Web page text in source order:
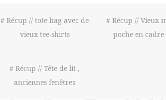
# Récup // tote bag avec de
vieux tee-shirts
# Récup // Vieux
poche en
# Récup // Tête de lit ,
anciennes fenêtres